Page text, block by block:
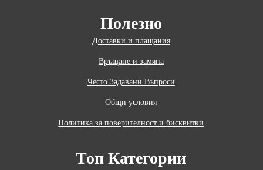
Полезно
Доставки и плащания
Връщане и замяна
Често Задавани Въпроси
Общи условия
Политика за поверителност и бисквитки
Топ Категории